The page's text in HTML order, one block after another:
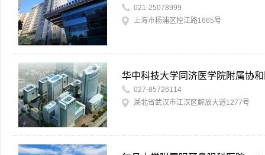
021-25078999
上海市杨浦区控江路1665号
华中科技大学同济医学院附属协
027-85726114
湖北省武汉市江汉区解放大道1277号